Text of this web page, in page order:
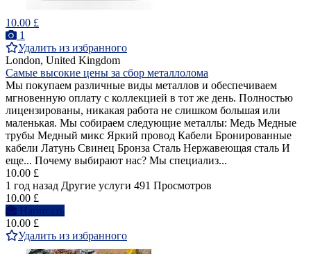
10.00 £
1
Удалить из избранного
London, United Kingdom
Самые высокие цены за сбор металлолома
Мы покупаем различные виды металлов и обеспечиваем
мгновенную оплату с коллекцией в тот же день. Полностью
лицензированы, никакая работа не слишком большая или
маленькая. Мы собираем следующие металлы: Медь Медные
трубы Медный микс Яркий провод Кабели Бронированные
кабели Латунь Свинец Бронза Сталь Нержавеющая сталь И
еще... Почему выбирают нас? Мы специализ...
10.00 £
1 год назад Другие услуги 491 Просмотров
10.00 £
Написать
10.00 £
Удалить из избранного